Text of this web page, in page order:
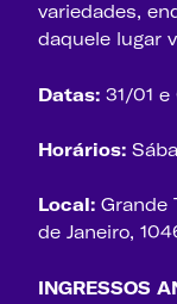
variedades,
daquele lugar
Datas: 31/01 e
Horários:
Local: Grande
de Janeiro,
INGRESSOS